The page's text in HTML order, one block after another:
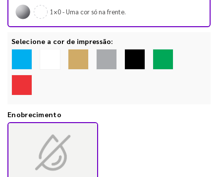
1×0 - Uma cor só na frente.
Selecione a cor de impressão:
Enobrecimento